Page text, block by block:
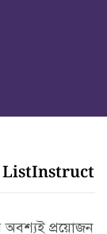
অবশ্যই প্রয়োজন